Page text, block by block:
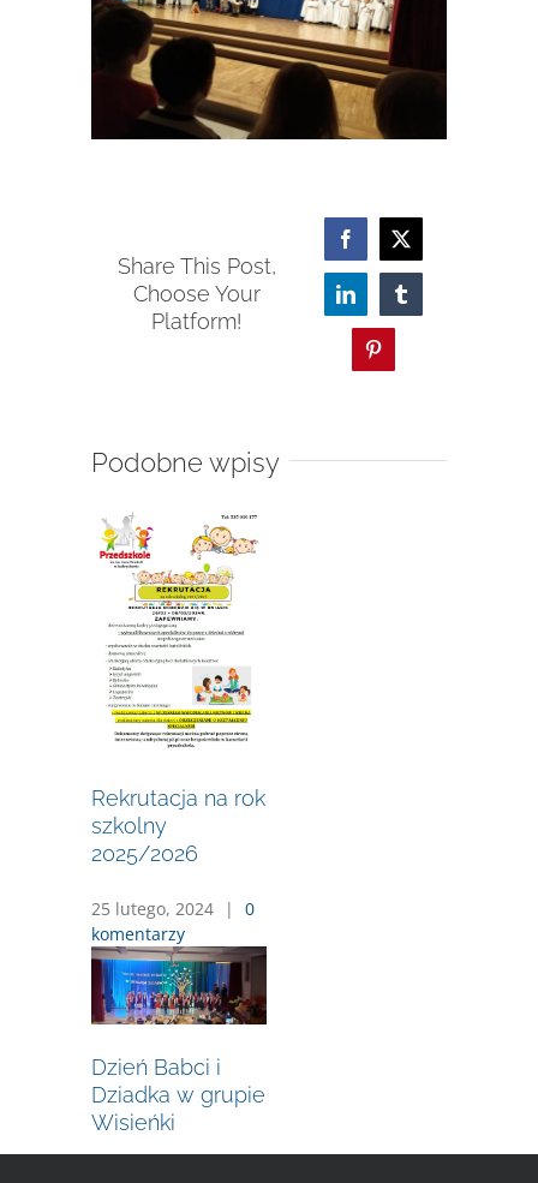
Share This Post,
Choose Your
Platform!
Facebook
LinkedIn
Podobne wpisy
Rekrutacja na rok
szkolny
2025/2026
25 lutego, 2024 |
0
komentarzy
Dzień Babci i
Dziadka w grupie
Wisieńki